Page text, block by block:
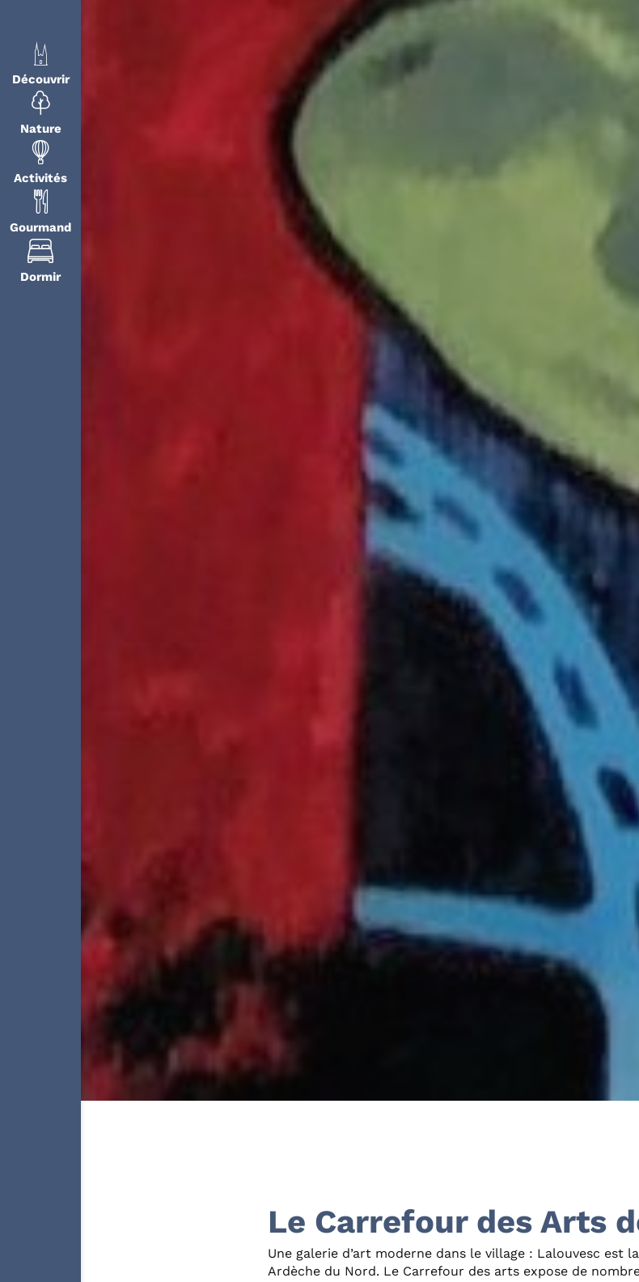
Découvrir
Nature
Activités
Gourmand
Dormir
Le Carrefour des Arts
Une galerie d’art moderne dans le village : Lalouvesc est
Ardèche du Nord. Le Carrefour des arts expose de